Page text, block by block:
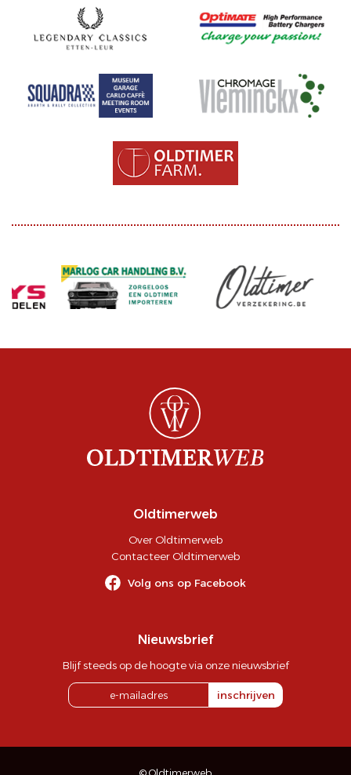
Oldtimerweb
Over Oldtimerweb
Contacteer Oldtimerweb
Volg ons op Facebook
Nieuwsbrief
Blijf steeds op de hoogte via onze nieuwsbrief
inschrijven